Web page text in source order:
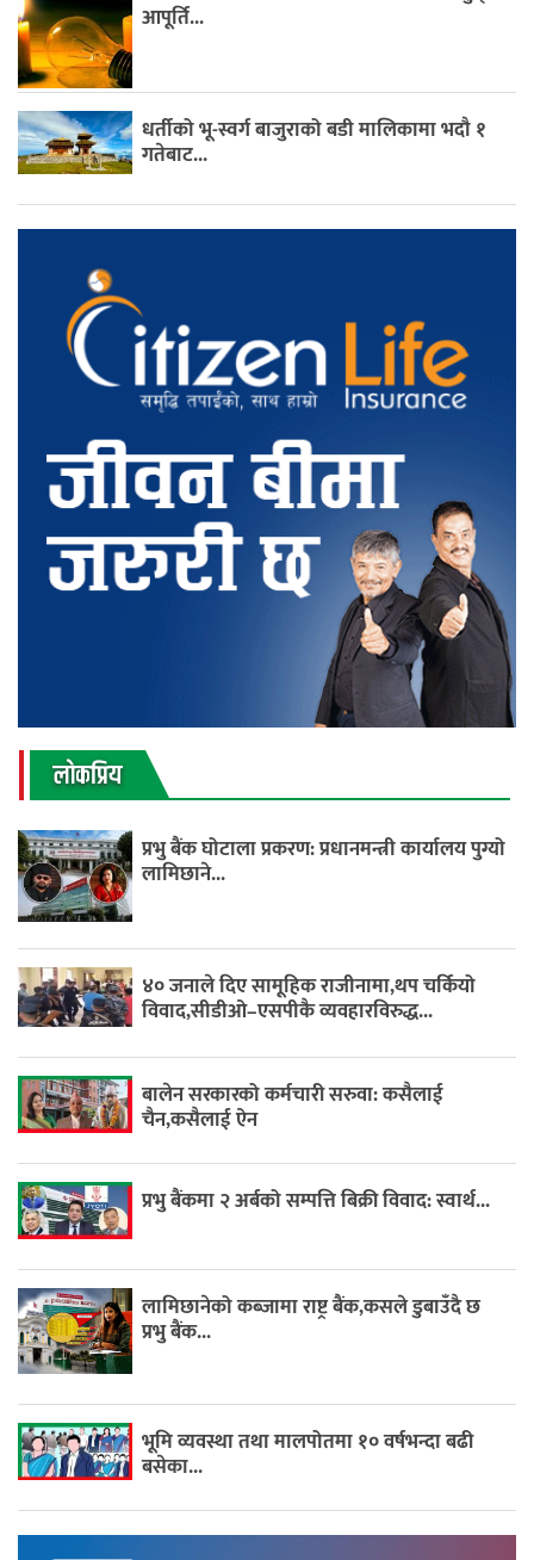
आपूर्ति...
धर्तीको भू-स्वर्ग बाजुराको बडी मालिकामा भदौ १
गतेबाट...
लाेकप्रिय
प्रभु बैंक घोटाला प्रकरण: प्रधानमन्त्री कार्यालय पुग्यो
लामिछाने...
४० जनाले दिए सामूहिक राजीनामा,थप चर्कियो
विवाद,सीडीओ–एसपीकै व्यवहारविरुद्ध...
बालेन सरकारको कर्मचारी सरुवा: कसैलाई
चैन,कसैलाई ऐन
प्रभु बैंकमा २ अर्बको सम्पत्ति बिक्री विवाद: स्वार्थ...
लामिछानेको कब्जामा राष्ट्र बैंक,कसले डुबाउँदै छ
प्रभु बैंक...
भूमि व्यवस्था तथा मालपोतमा १० वर्षभन्दा बढी
बसेका...